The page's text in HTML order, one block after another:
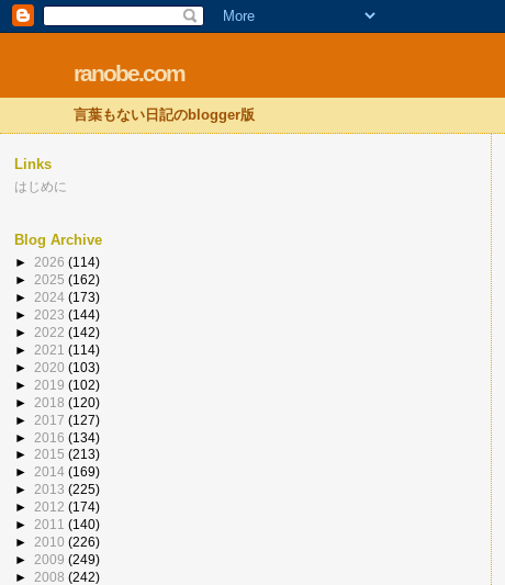
ranobe.com
言葉もない日記のblogger版
Links
はじめに
Blog Archive
► 2026 (114)
► 2025 (162)
► 2024 (173)
► 2023 (144)
► 2022 (142)
► 2021 (114)
► 2020 (103)
► 2019 (102)
► 2018 (120)
► 2017 (127)
► 2016 (134)
► 2015 (213)
► 2014 (169)
► 2013 (225)
► 2012 (174)
► 2011 (140)
► 2010 (226)
► 2009 (249)
► 2008 (242)